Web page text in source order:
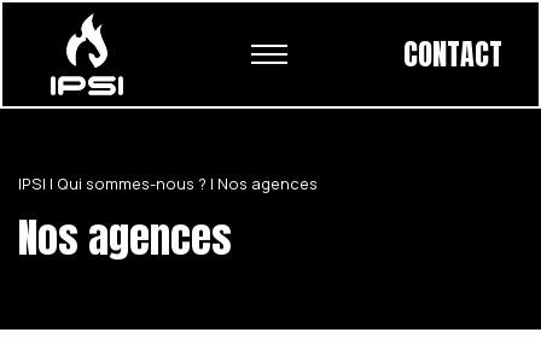
CONTACT
IPSI | Qui sommes-nous ? | Nos agences
Nos agences